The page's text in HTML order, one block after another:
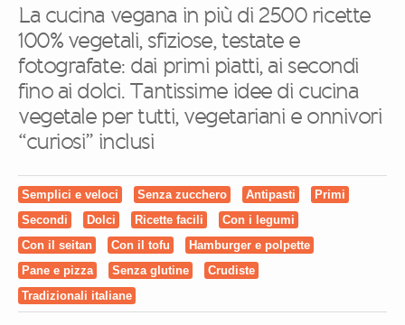
La cucina vegana in più di 2500 ricette
100% vegetali, sfiziose, testate e
fotografate: dai primi piatti, ai secondi
fino ai dolci. Tantissime idee di cucina
vegetale per tutti, vegetariani e onnivori
“curiosi” inclusi
Semplici e veloci Senza zucchero Antipasti
Primi
Secondi
Dolci Ricette facili
Con i legumi
Con il seitan
Con il tofu
Hamburger e polpette
Pane e pizza
Senza glutine
Crudiste
Tradizionali italiane